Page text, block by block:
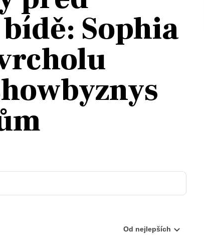
Sophia